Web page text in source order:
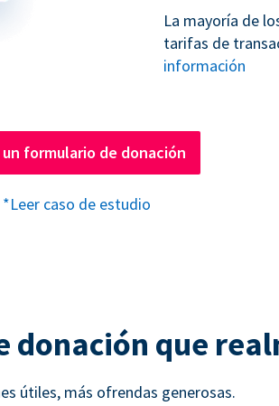
La mayoría de
tarifas de
información
un formulario de donación
*Leer caso de estudio
donación que
útiles, más ofrendas generosas.